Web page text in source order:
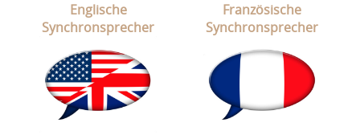
Englische
Synchronsprecher
Französische
Synchronsprecher